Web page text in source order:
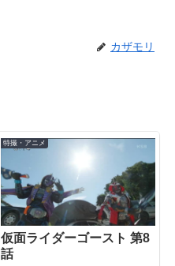
カザモリ
特撮・アニメ
仮面ライダーゴースト 第8
話